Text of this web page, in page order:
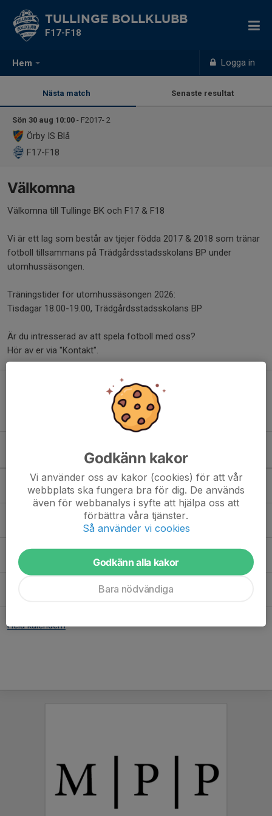
Hem Logga in
TULLINGE BOLLKLUBB
F17-F18
Nästa match Senaste resultat
Sön 30 aug 10:00 - F2017- 2
Örby IS Blå
F17-F18
Välkomna
Välkomna till Tullinge BK och F17 & F18
Vi är ett lag som består av tjejer födda 2017 & 2018 som tränar
fotboll tillsammans på Trädgårdsstadsskolans BP under
utomhussäsongen.
Träningstider för utomhussäsongen 2026:
Tisdagar 18.00-19.00, Trädgårdsstadsskolans BP
Är du intresserad av att spela fotboll med oss?
Hör av er via "Kontakt".
Kommande aktiviteter
Sön 30/8
10:00-11:00
Match mot Örby IS Blå
Örby BP 15
Match mot Sätra SK Svart
Trädgårdsstadsskolans BP 15
Lör 12/9
10:00-11:00
Match mot Assyriska Botkyrka SK Röd
Brunna IP 3
Match mot Skogås-Trångsunds FF Blå
Hela kalendern
Godkänn kakor
Vi använder oss av kakor (cookies) för att vår
webbplats ska fungera bra för dig. De används
även för webbanalys i syfte att hjälpa oss att
förbättra våra tjänster.
Så använder vi cookies
Godkänn alla kakor
Bara nödvändiga